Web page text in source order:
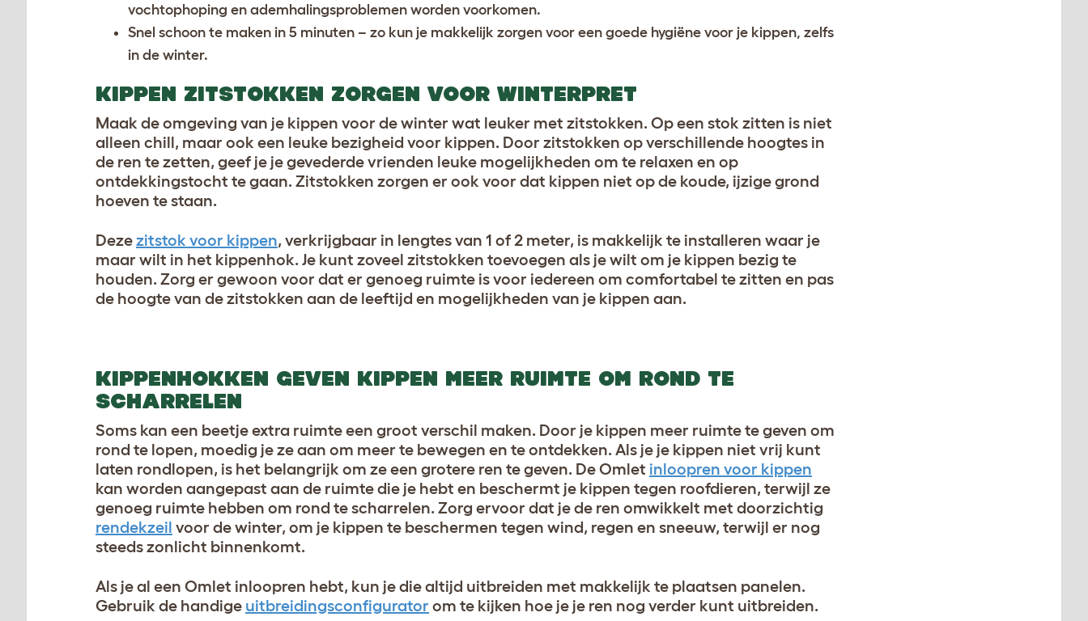
vochtophoping en ademhalingsproblemen worden voorkomen.
Snel schoon te maken in 5 minuten – zo kun je makkelijk zorgen voor een goede hygiëne voor je kippen, zelfs
in de winter.
KIPPEN ZITSTOKKEN ZORGEN VOOR WINTERPRET
Maak de omgeving van je kippen voor de winter wat leuker met zitstokken. Op een stok zitten is niet
alleen chill, maar ook een leuke bezigheid voor kippen. Door zitstokken op verschillende hoogtes in
de ren te zetten, geef je je gevederde vrienden leuke mogelijkheden om te relaxen en op
ontdekkingstocht te gaan. Zitstokken zorgen er ook voor dat kippen niet op de koude, ijzige grond
hoeven te staan.
Dezezitstok voor kippen, verkrijgbaar in lengtes van 1 of 2 meter, is makkelijk te installeren waar je
maar wilt in het kippenhok. Je kunt zoveel zitstokken toevoegen als je wilt om je kippen bezig te
houden. Zorg er gewoon voor dat er genoeg ruimte is voor iedereen om comfortabel te zitten en pas
de hoogte van de zitstokken aan de leeftijd en mogelijkheden van je kippen aan.
KIPPENHOKKEN GEVEN KIPPEN MEER RUIMTE OM ROND TE
SCHARRELEN
Soms kan een beetje extra ruimte een groot verschil maken. Door je kippen meer ruimte te geven om
rond te lopen, moedig je ze aan om meer te bewegen en te ontdekken. Als je je kippen niet vrij kunt
laten rondlopen, is het belangrijk om ze een grotere ren te geven. De Omlet inloopren voor kippen
kan worden aangepast aan de ruimte die je hebt en beschermt je kippen tegen roofdieren, terwijl ze
genoeg ruimte hebben om rond te scharrelen. Zorg ervoor dat je de ren omwikkelt met doorzichtig
rendekzeil voor de winter, om je kippen te beschermen tegen wind, regen en sneeuw, terwijl er nog
steeds zonlicht binnenkomt.
Als je al een Omlet inloopren hebt, kun je die altijd uitbreiden met makkelijk te plaatsen panelen.
Gebruik de handige uitbreidingsconfigurator om te kijken hoe je je ren nog verder kunt uitbreiden.